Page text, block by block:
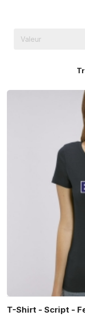
T-Shirt - Script -